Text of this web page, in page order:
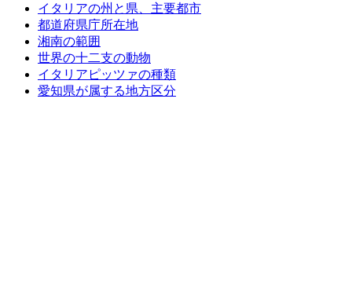
イタリアの州と県、主要都市
都道府県庁所在地
湘南の範囲
世界の十二支の動物
イタリアピッツァの種類
愛知県が属する地方区分